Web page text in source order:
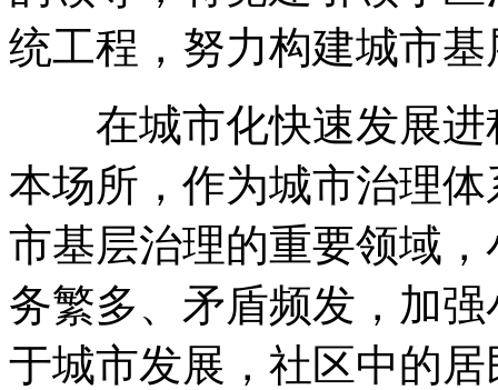
统工程，努力构建城市
在城市化快速发展进
本场所，作为城市治理
市基层治理的重要领域
务繁多、矛盾频发，加
于城市发展，社区中的